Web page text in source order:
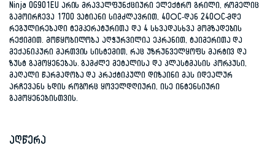
Ninja OG901EU არის მრავალფუნქციური ელექტრო გრილი, რომელიც
გამოირჩევა 1700 ვატიანი სიმძლავრით, 40°C-დან 240°C-მდე
რეგულირებადი ტემპერატურითა და 4 სხვადასხვა მომზადების
რეჟიმით. მოწყობილობა აღჭურვილია ეკრანით, ტაიმერითა და
მექანიკური მართვის სისტემით, რაც უზრუნველყოფს მარტივ და
ზუსტ გამოყენებას. გამძლე მეტალისა და პლასტმასის კორპუსი,
მაღალი წარმადობა და პრაქტიკული დიზაინი მას იდეალურ
არჩევანს ხდის როგორც ყოველდღიური, ისე ინტენსიური
გამოყენებისთვის.
აღწერა